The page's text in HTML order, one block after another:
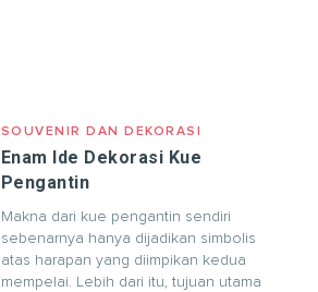
SOUVENIR DAN DEKORASI
Enam Ide Dekorasi Kue
Pengantin
Makna dari kue pengantin sendiri
sebenarnya hanya dijadikan simbolis
atas harapan yang diimpikan kedua
mempelai. Lebih dari itu, tujuan utama